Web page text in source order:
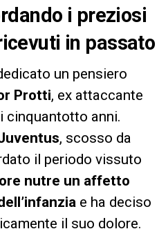
i preziosi
in passato
un pensiero
Protti, ex attaccante
cinquantotto anni.
, scosso da
il periodo vissuto
nutre un affetto
e ha deciso
il suo dolore.